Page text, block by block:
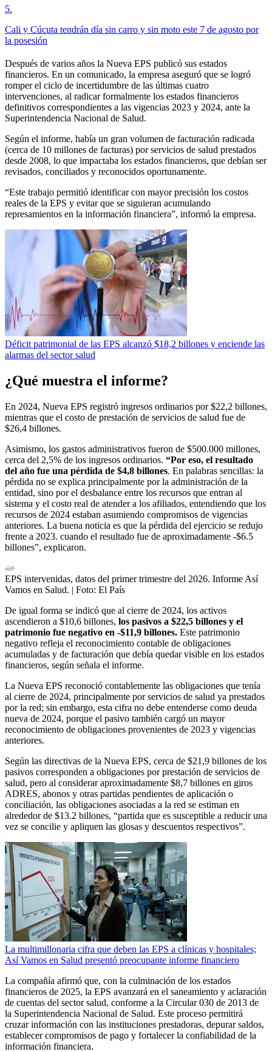
5.
Cali y Cúcuta tendrán día sin carro y sin moto este 7 de agosto por
la posesión
Después de varios años la Nueva EPS publicó sus estados
financieros. En un comunicado, la empresa aseguró que se logró
romper el ciclo de incertidumbre de las últimas cuatro
intervenciones, al radicar formalmente los estados financieros
definitivos correspondientes a las vigencias 2023 y 2024, ante la
Superintendencia Nacional de Salud.
Según el informe, había un gran volumen de facturación radicada
(cerca de 10 millones de facturas) por servicios de salud prestados
desde 2008, lo que impactaba los estados financieros, que debían ser
revisados, conciliados y reconocidos oportunamente.
“Este trabajo permitió identificar con mayor precisión los costos
reales de la EPS y evitar que se siguieran acumulando
represamientos en la información financiera”, informó la empresa.
Déficit patrimonial de las EPS alcanzó $18,2 billones y enciende las
alarmas del sector salud
¿Qué muestra el informe?
En 2024, Nueva EPS registró ingresos ordinarios por $22,2 billones,
mientras que el costo de prestación de servicios de salud fue de
$26,4 billones.
Asimismo, los gastos administrativos fueron de $500.000 millones,
cerca del 2,5% de los ingresos ordinarios. “Por eso, el resultado
del año fue una pérdida de $4,8 billones. En palabras sencillas: la
pérdida no se explica principalmente por la administración de la
entidad, sino por el desbalance entre los recursos que entran al
sistema y el costo real de atender a los afiliados, entendiendo que los
recursos de 2024 estaban asumiendo compromisos de vigencias
anteriores. La buena noticia es que la pérdida del ejercicio se redujo
frente a 2023. cuando el resultado fue de aproximadamente -$6.5
billones”, explicaron.
EPS intervenidas, datos del primer trimestre del 2026. Informe Así
Vamos en Salud. | Foto: El País
De igual forma se indicó que al cierre de 2024, los activos
ascendieron a $10,6 billones, los pasivos a $22,5 billones y el
patrimonio fue negativo en -$11,9 billones. Este patrimonio
negativo refleja el reconocimiento contable de obligaciones
acumuladas y de facturación que debía quedar visible en los estados
financieros, según señala el informe.
La Nueva EPS reconoció contablemente las obligaciones que tenía
al cierre de 2024, principalmente por servicios de salud ya prestados
por la red; sin embargo, esta cifra no debe entenderse como deuda
nueva de 2024, porque el pasivo también cargó un mayor
reconocimiento de obligaciones provenientes de 2023 y vigencias
anteriores.
Según las directivas de la Nueva EPS, cerca de $21,9 billones de los
pasivos corresponden a obligaciones por prestación de servicios de
salud, pero al considerar aproximadamente $8,7 billones en giros
ADRES, abonos y otras partidas pendientes de aplicación o
conciliación, las obligaciones asociadas a la red se estiman en
alrededor de $13.2 billones, “partida que es susceptible a reducir una
vez se concilie y apliquen las glosas y descuentos respectivos”.
La multimillonaria cifra que deben las EPS a clínicas y hospitales;
Así Vamos en Salud presentó preocupante informe financiero
La compañía afirmó que, con la culminación de los estados
financieros de 2025, la EPS avanzará en el saneamiento y aclaración
de cuentas del sector salud, conforme a la Circular 030 de 2013 de
la Superintendencia Nacional de Salud. Este proceso permitirá
cruzar información con las instituciones prestadoras, depurar saldos,
establecer compromisos de pago y fortalecer la confiabilidad de la
información financiera.